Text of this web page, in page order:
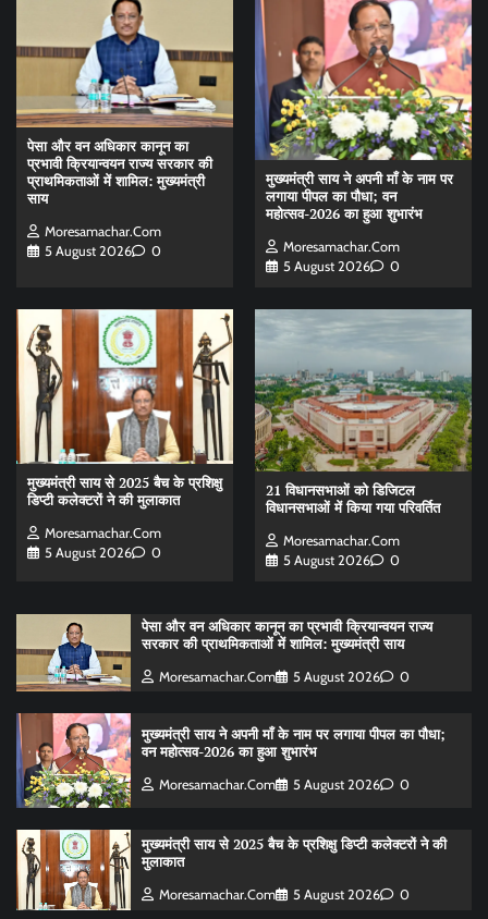
पेसा और वन अधिकार कानून का
प्रभावी क्रियान्वयन राज्य सरकार की
प्राथमिकताओं में शामिल: मुख्यमंत्री
साय
Moresamachar.com
5 August 2026
0
मुख्यमंत्री साय ने अपनी माँ के नाम पर
लगाया पीपल का पौधा; वन
महोत्सव-2026 का हुआ शुभारंभ
Moresamachar.com
5 August 2026
0
मुख्यमंत्री साय से 2025 बैच के प्रशिक्षु
डिप्टी कलेक्टरों ने की मुलाकात
Moresamachar.com
5 August 2026
0
21 विधानसभाओं को डिजिटल
विधानसभाओं में किया गया परिवर्तित
Moresamachar.com
5 August 2026
0
पेसा और वन अधिकार कानून का प्रभावी क्रियान्वयन राज्य
सरकार की प्राथमिकताओं में शामिल: मुख्यमंत्री साय
Moresamachar.com 5 August 2026 0
मुख्यमंत्री साय ने अपनी माँ के नाम पर लगाया पीपल का पौधा;
वन महोत्सव-2026 का हुआ शुभारंभ
Moresamachar.com 5 August 2026 0
मुख्यमंत्री साय से 2025 बैच के प्रशिक्षु डिप्टी कलेक्टरों ने की
मुलाकात
Moresamachar.com 5 August 2026 0